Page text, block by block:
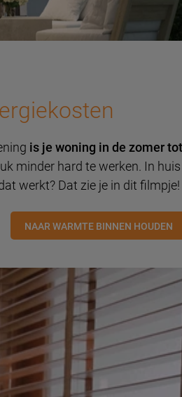
is je woning in de zomer
minder hard te werken. In
werkt? Dat zie je in dit filmpje!
NAAR WARMTE BINNEN HOUDEN